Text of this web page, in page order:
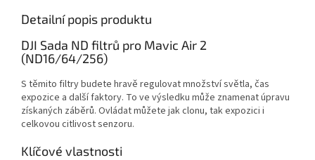
Detailní popis produktu
DJI Sada ND filtrů pro Mavic Air 2
(ND16/64/256)
S těmito filtry budete hravě regulovat množství světla, čas
expozice a další faktory. To ve výsledku může znamenat úpravu
získaných záběrů. Ovládat můžete jak clonu, tak expozici i
celkovou citlivost senzoru.
Klíčové vlastnosti